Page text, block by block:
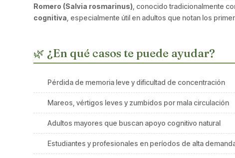
Romero (Salvia rosmarinus) , conocido tradicionalmente
cognitiva , especialmente útil en adultos que notan los
🌿 ¿En qué casos te puede ayudar?
Pérdida de memoria leve y dificultad de concentración
Mareos, vértigos leves y zumbidos por mala circulación
Adultos mayores que buscan apoyo cognitivo natural
Estudiantes y profesionales en períodos de alta